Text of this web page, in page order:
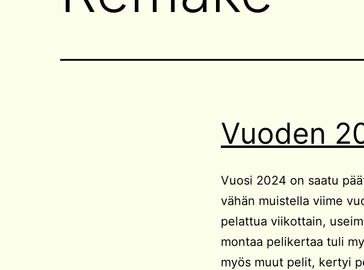
Vuoden
Vuosi 2024 on saatu
vähän muistella viime
pelattua viikottain,
montaa pelikertaa tuli
myös muut pelit, kertyi